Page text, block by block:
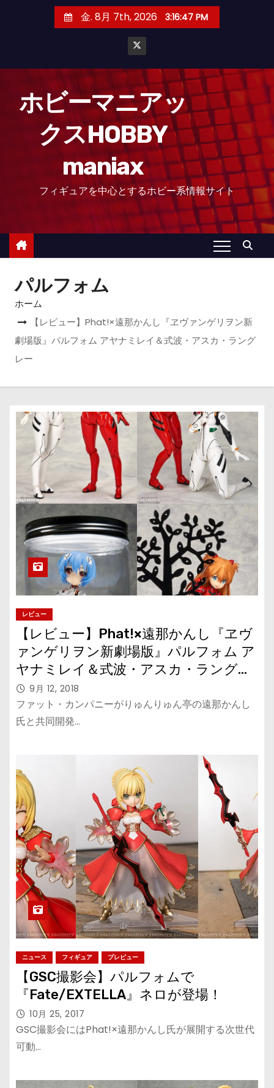
金. 8月 7th, 2026 3:16:49 PM
ホビーマニアッ
クスHOBBY
maniax
フィギュアを中心とするホビー系情報サイト
パルフォム
ホーム
【レビュー】Phat!×遠那かんし『ヱヴァンゲリヲン新
劇場版』パルフォム アヤナミレイ＆式波・アスカ・ラング
レー
レビュー
【レビュー】Phat!×遠那かんし『ヱヴ
ァンゲリヲン新劇場版』パルフォム ア
ヤナミレイ＆式波・アスカ・ラングレ
ー 9月 12, 2018
ファット・カンパニーがりゅんりゅん亭の遠那かんし
氏と共同開発…
ニュース フィギュア プレビュー
【GSC撮影会】パルフォムで
『Fate/EXTELLA』ネロが登場！
10月 25, 2017
GSC撮影会にはPhat!×遠那かんし氏が展開する次世代
可動…